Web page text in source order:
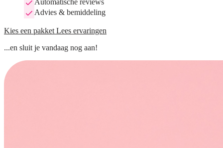
Advies & bemiddeling
Kies een pakket Lees ervaringen
...en sluit je vandaag nog aan!